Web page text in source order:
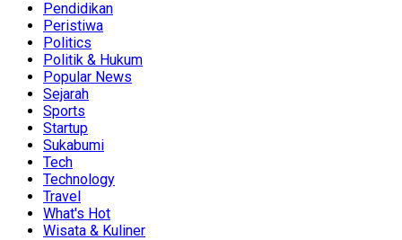
Pendidikan
Peristiwa
Politics
Politik & Hukum
Popular News
Sejarah
Sports
Startup
Sukabumi
Tech
Technology
Travel
What's Hot
Wisata & Kuliner